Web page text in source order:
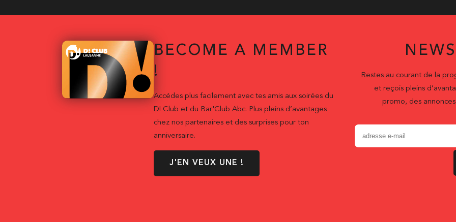
BECOME A MEMBER
!
Accédes plus facilement avec tes amis aux soirées du
D! Club et du Bar'Club Abc. Plus pleins d’avantages
chez nos partenaires et des surprises pour ton
anniversaire.
J'EN VEUX UNE !
Restes au courant de la
et reçois pleins
promo, des